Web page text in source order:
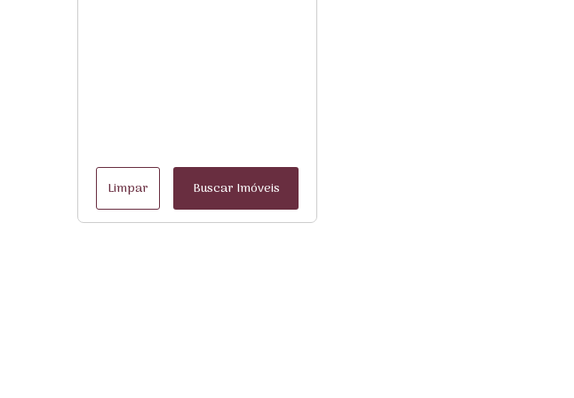
Limpar Buscar Imóveis